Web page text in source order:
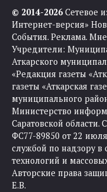
© 2014-2026Сетевое
Интернет-версия»
События. Реклама.
Учредители:
Аткарского
«Редакция газеты
газеты «Аткарская
муниципального
Министерство
Саратовской
ФС77-89850 от 22
службой по надзору
технологий и
Авторские права
Е.В.